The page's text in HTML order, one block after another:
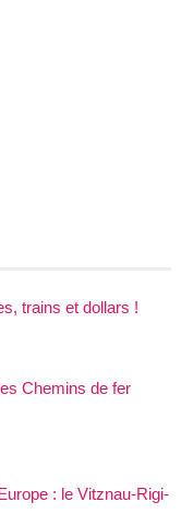
trains et dollars !
Chemins de fer
: le Vitznau-Rigi-